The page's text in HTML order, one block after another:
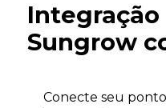
Sungrow
Conecte seu